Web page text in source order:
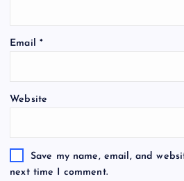
Email *
Website
Save my name, email, and
next time I comment.